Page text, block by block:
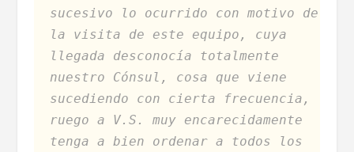
sucesivo lo ocurrido con motivo de
la visita de este equipo, cuya
llegada desconocía totalmente
nuestro Cónsul, cosa que viene
sucediendo con cierta frecuencia,
ruego a V.S. muy encarecidamente
tenga a bien ordenar a todos los